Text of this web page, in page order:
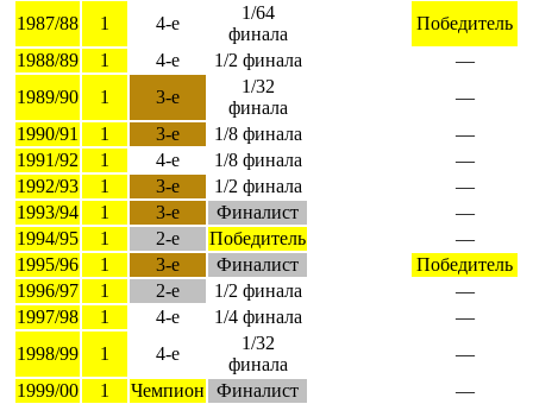
1987/88
1 4-е
1/64
финала
Победитель
1988/89
1 4-е 1/2 финала
—
1989/90
1 3-е
1/32
финала
—
1990/91
1 3-е 1/8 финала
—
1991/92
1 4-е 1/8 финала
—
1992/93
1 3-е 1/2 финала
—
1993/94
1 3-е Финалист
—
1994/95
1 2-е Победитель
—
1995/96
1 3-е Финалист
Победитель
1996/97
1 2-е 1/2 финала
—
1997/98
1 4-е 1/4 финала
—
1998/99
1 4-е
1/32
финала
—
1999/00
1 Чемпион Финалист
—